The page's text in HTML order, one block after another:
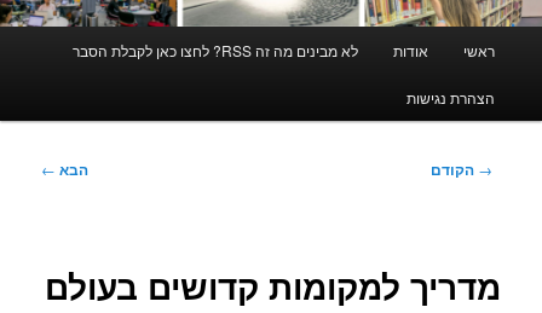
ראשי אודות לא מבינים מה זה RSS? לחצו כאן לקבלת הסבר
הצהרת נגישות
ניווט
→ הקודם הבא ←
מדריך למקומות קדושים בעולם